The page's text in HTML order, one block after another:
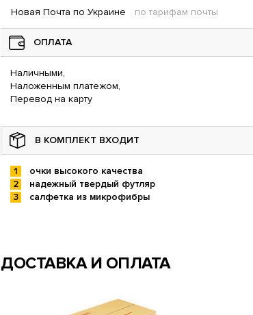
Новая Почта по Украине по тарифам почты
ОПЛАТА
Наличными,
Наложенным платежом,
Перевод на карту
В КОМПЛЕКТ ВХОДИТ
очки высокого качества
надежный твердый футляр
салфетка из микрофибры
ДОСТАВКА И ОПЛАТА